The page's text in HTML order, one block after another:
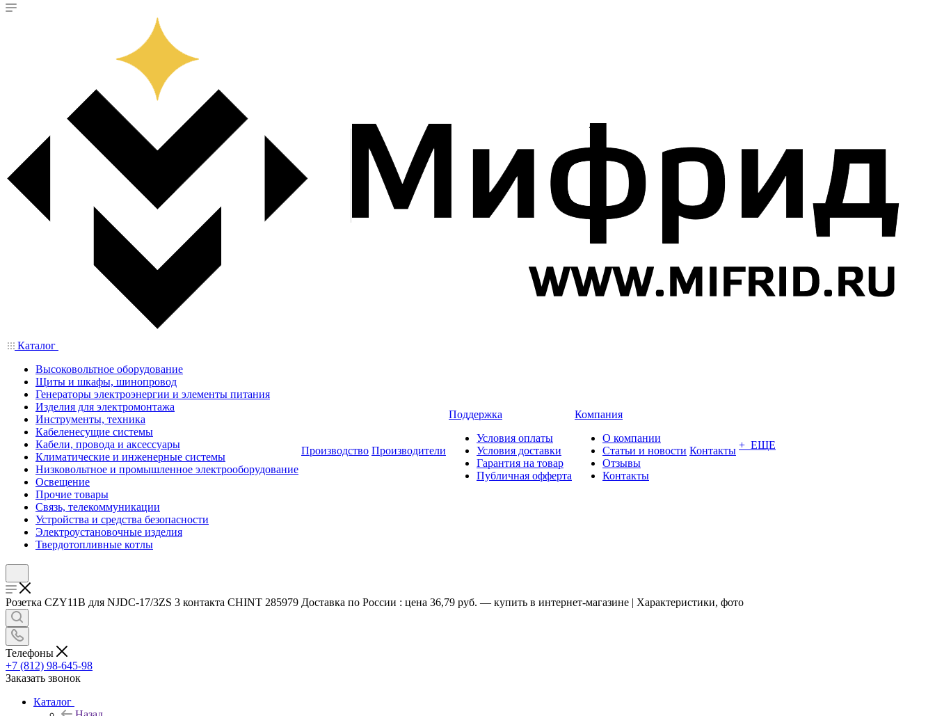
Каталог
Высоковольтное оборудование
Щиты и шкафы, шинопровод
Генераторы электроэнергии и элементы питания
Изделия для электромонтажа
Инструменты, техника
Кабеленесущие системы
Кабели, провода и аксессуары
Климатические и инженерные системы
Низковольтное и промышленное электрооборудование
Освещение
Прочие товары
Связь, телекоммуникации
Устройства и средства безопасности
Электроустановочные изделия
Твердотопливные котлы
Производство Производители
Поддержка
Условия оплаты
Условия доставки
Гарантия на товар
Публичная офферта
Компания
О компании
Статьи и новости
Отзывы
Контакты
Контакты + ЕЩЕ
Розетка CZY11B для NJDC-17/3ZS 3 контакта CHINT 285979 Доставка по России : цена 36,79 руб. — купить в интернет-магазине | Характеристики, фото
Телефоны
+7 (812) 98-645-98
Заказать звонок
Каталог